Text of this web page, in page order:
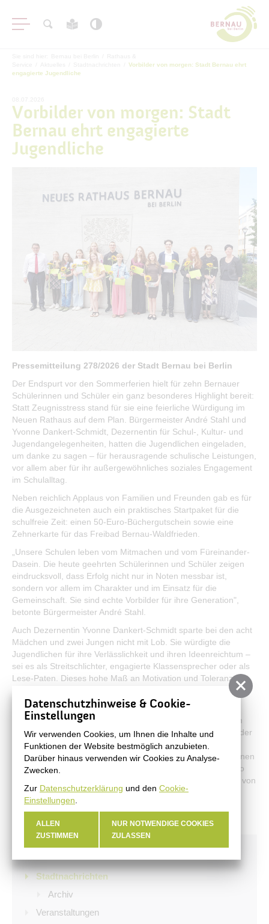
Aktuelles
Stadtnachrichten
Veranstaltungen
Haushalt
Öffentliche Auslegungen
Bürgerservice
Vorbilder von morgen: Stadt Bernau ehrt
engagierte Jugendliche
Vorbilder von morgen: Stadt
Bernau ehrt engagierte
Jugendliche
Pressemitteilung 278/2026 der Stadt Bernau bei Berlin
Der Endspurt vor den Sommerferien hielt für zehn Bernauer
Schülerinnen und Schüler ein ganz besonderes Highlight bereit:
Statt Zeugnisstress stand für sie eine feierliche Würdigung im
Neuen Rathaus auf dem Plan. Bürgermeister André Stahl und
Yvonne Dankert-Schmidt, Dezernentin für Schul-, Kultur- und
Jugendangelegenheiten, hatten die Jugendlichen eingeladen,
um danke zu sagen – für herausragende schulische Leistungen,
vor allem aber für ihr außergewöhnliches soziales Engagement
im Schulalltag.
Neben reichlich Applaus von Familien und Freunden gab es für
die Ausgezeichneten auch ein praktisches Startpaket für die
schulfreie Zeit: einen 50-Euro-Büchergutschein sowie eine
Zehnerkarte für das Freibad Bernau-Waldfrieden.
„Unsere Schulen leben vom Mitmachen und vom Füreinander-
Dasein. Die heute geehrten Schülerinnen und Schüler zeigen
eindrucksvoll, dass Erfolg nicht nur in Noten messbar ist,
sondern vor allem im Charakter und im Einsatz für die
Gemeinschaft. Sie sind echte Vorbilder für ihre Generation",
betonte Bürgermeister André Stahl.
Auch Dezernentin Yvonne Dankert-Schmidt sparte bei den acht
Mädchen und zwei Jungen nicht mit Lob. Sie würdigte die
Jugendlichen für ihre Verlässlichkeit und ihren Ideenreichtum –
sei es als Streitschlichter, engagierte Klassensprecher oder als
Lese-Paten. Dieses hohe Maß an Motivation und Toleranz
Geehrt wurden die Sechstklässler Karlotta Ballat von der
Grundschule am Blumenhag, Fiona Boldt von der Schule am
Kirschgarten, Mimi Krause und Eleonora Bretschneider von der
Grundschule an der Hasenheide, Feline Heiden und Ella
Schamal von der Grundschule Schönow sowie die Schülerinnen
und Schüler der weiterführenden Schulen Eni Wille und Dario
Hennig von der Tobias-Seiler-Oberschule, Carolin Trommler von
der Robinsonschule sowie Alexander Markus Pieta von der
Schule im Nibelungenviertel.
Aktuelles
Stadtnachrichten
Archiv
Veranstaltungen
Datenschutzhinweise & Cookie-
Einstellungen
Wir verwenden Cookies, um Ihnen die Inhalte und
Funktionen der Website bestmöglich anzubieten.
Darüber hinaus verwenden wir Cookies zu Analyse-
Zwecken.
Zur Datenschutzerklärung und den Cookie-
Einstellungen
ALLEN
ZUSTIMMEN
NUR NOTWENDIGE COOKIES
ZULASSEN